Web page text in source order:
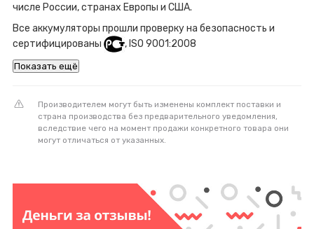
числе России, странах Европы и США.
Все аккумуляторы прошли проверку на безопасность и
сертифицированы
, ISO 9001:2008
Показать ещё
Производителем могут быть изменены комплект поставки и
страна производства без предварительного уведомления,
вследствие чего на момент продажи конкретного товара они
могут отличаться от указанных.